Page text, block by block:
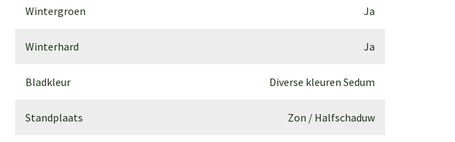
Wintergroen Ja
Winterhard Ja
Bladkleur Diverse kleuren Sedum
Standplaats Zon / Halfschaduw